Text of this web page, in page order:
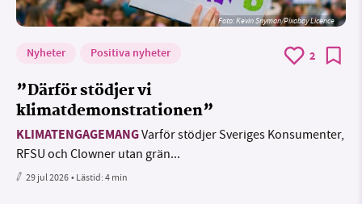
Foto:Kevin Snyman/Pixabay Licence
Nyheter Positiva nyheter 2
”Därför stödjer vi
klimatdemonstrationen”
KLIMATENGAGEMANGVarför stödjer Sveriges Konsumenter,
RFSU och Clowner utan grän...
29 jul 2026• Lästid:4 min